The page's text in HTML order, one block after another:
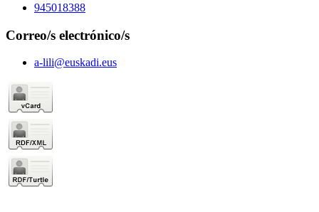
945018388
Correo/s electrónico/s
a-lili@euskadi.eus